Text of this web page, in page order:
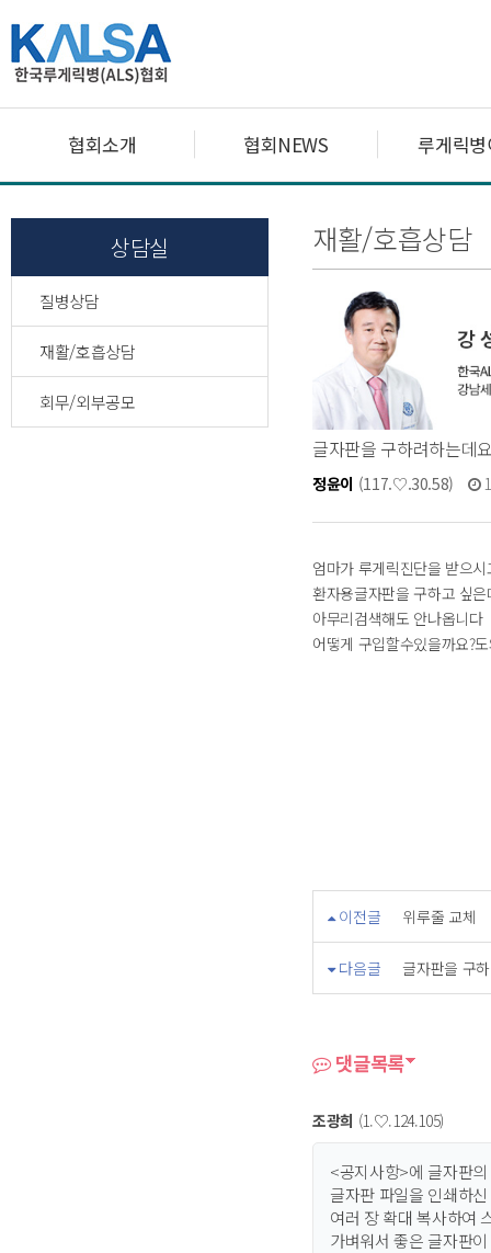
협회소개 협회NEWS 루게릭
상담실
질병상담
재활/호흡상담
회무/외부공모
재활/호흡상담
글자판을 구하려하는데
정윤이 (117.♡.30.58)
엄마가 루게릭진단을 받으
환자용글자판을 구하고 싶은
아무리검색해도 안나옵니다
어떻게 구입할수있을까요?
이전글 위루줄 교체
다음글 글자판을 구
댓글목록
조광희 (1.♡.124.105)
<공지사항>에 글자판
글자판 파일을 인쇄하
여러 장 확대 복사하여
가벼워서 좋은 글자판